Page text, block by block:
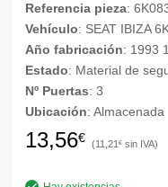
Referencia pieza:
Vehículo: SEAT IBIZA
Año fabricación: 1993
Estado: Material de
Nº Puertas: 3
Ubicación: Almacenada
13,56€ 11,21 €